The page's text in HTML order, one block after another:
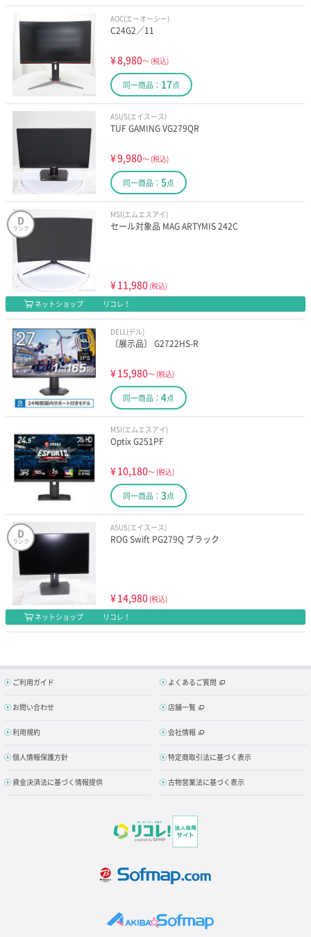
AOC(エーオーシー)
C24G2／11
¥8,980～ (税込)
同一商品： 17点
ASUS(エイスース)
TUF GAMING VG279QR
¥9,980～ (税込)
同一商品： 5点
D
ランク
MSI(エムエスアイ)
セール対象品 MAG ARTYMIS 242C
¥11,980 (税込)
ネットショップ
リコレ！
DELL(デル)
〔展示品〕 G2722HS-R
¥15,980～ (税込)
同一商品： 4点
MSI(エムエスアイ)
Optix G251PF
¥10,180～ (税込)
同一商品： 3点
D
ランク
ASUS(エイスース)
ROG Swift PG279Q ブラック
¥14,980 (税込)
ネットショップ
リコレ！
ご利用ガイド よくあるご質問
お問い合わせ 店舗一覧
利用規約 会社情報
個人情報保護方針 特定商取引法に基づく表示
資金決済法に基づく情報提供 古物営業法に基づく表示